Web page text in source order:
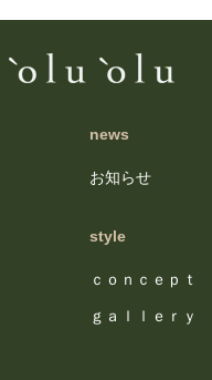
news
お知らせ
style
ｃｏｎｃｅｐｔ
ｇａｌｌｅｒｙ